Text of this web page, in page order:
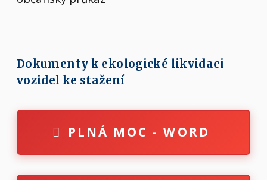
Dokumenty k ekologické likvidaci
vozidel ke stažení
PLNÁ MOC - WORD